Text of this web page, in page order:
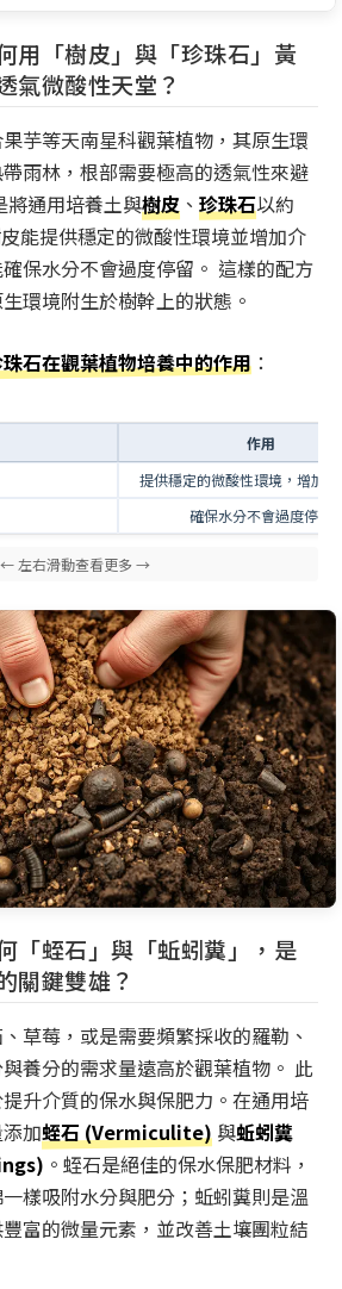
用「樹皮」與「珍珠石」黃
氣微酸性天堂？
芋等天南星科觀葉植物，其原生環
雨林，根部需要極高的透氣性來避
將通用培養土與樹皮 、 珍珠石以約
能提供穩定的微酸性環境並增加介
保水分不會過度停留。 這樣的配方
環境附生於樹幹上的狀態。
石在觀葉植物培養中的作用 ：
作用
提供穩定的微酸性環境，增加
確保水分不會過度停留
「蛭石」與「蚯蚓糞」，是
關鍵雙雄？
草莓，或是需要頻繁採收的羅勒、
養分的需求量遠高於觀葉植物。 此
升介質的保水與保肥力。在通用培
加蛭石 (Vermiculite) 與蚯蚓糞
。蛭石是絕佳的保水保肥材料，
樣吸附水分與肥分；蚯蚓糞則是溫
富的微量元素，並改善土壤團粒結